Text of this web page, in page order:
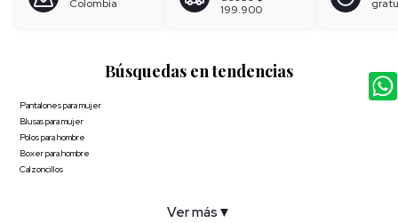
Colombia
199.900
Búsquedas en tendencias
Pantalones para mujer
Blusas para mujer
Polos para hombre
Boxer para hombre
Calzoncillos
Ver más ▼